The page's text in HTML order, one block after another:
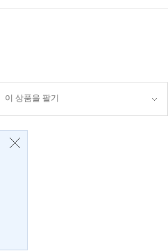
이 상품을 팔기